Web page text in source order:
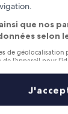
within the
and
que nos
selon
de géolocalisation
de l’appareil pour
de performance
et développement de